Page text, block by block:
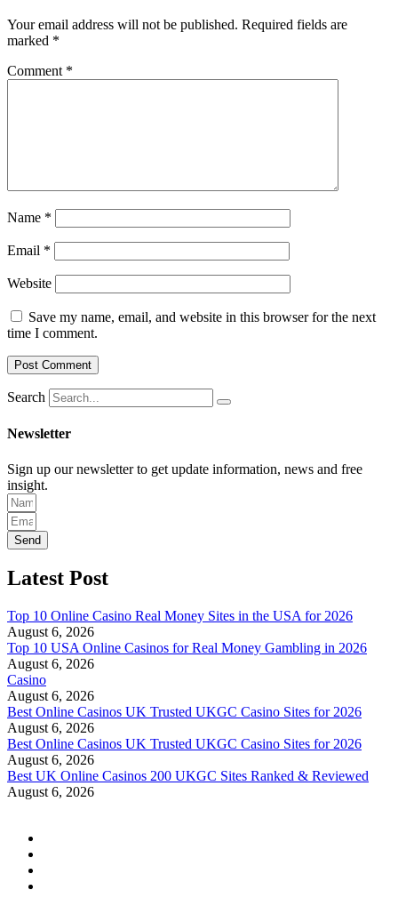
Your email address will not be published. Required fields are
marked *
Comment *
Name *
Email *
Website
Save my name, email, and website in this browser for the next
time I comment.
Search
Newsletter
Sign up our newsletter to get update information, news and free
insight.
Send
Latest Post
Top 10 Online Casino Real Money Sites in the USA for 2026
August 6, 2026
Top 10 USA Online Casinos for Real Money Gambling in 2026
August 6, 2026
Casino
August 6, 2026
Best Online Casinos UK Trusted UKGC Casino Sites for 2026
August 6, 2026
Best Online Casinos UK Trusted UKGC Casino Sites for 2026
August 6, 2026
Best UK Online Casinos 200 UKGC Sites Ranked & Reviewed
August 6, 2026